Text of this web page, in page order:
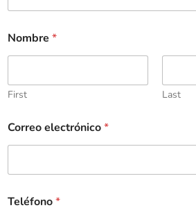
Nombre *
First Last
Correo electrónico*
Teléfono*